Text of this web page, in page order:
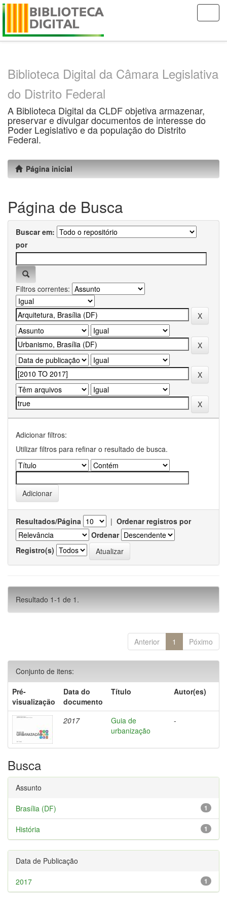
Skip
Biblioteca Digital da Câmara Legislativa
do Distrito Federal
A Biblioteca Digital da CLDF objetiva armazenar,
preservar e divulgar documentos de interesse do
Poder Legislativo e da população do Distrito
Federal.
Página inicial
Página de Busca
Buscar em:
por
Filtros correntes:
Adicionar filtros:
Utilizar filtros para refinar o resultado de busca.
Resultados/Página | Ordenar registros por
Ordenar
Registro(s)
Resultado 1-1 de 1.
Anterior 1 Póximo
Conjunto de itens:
Pré-
visualização
Data do
documento
Título Autor(es)
2017
Guia de
urbanização
-
Busca
Assunto
1
Brasília (DF)
1
História
Data de Publicação
1
2017